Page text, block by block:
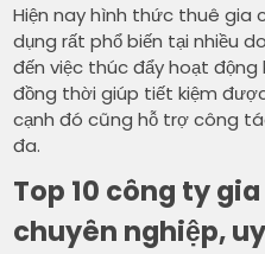
Hiện nay hình thức thuê gia
dụng rất phổ biến tại nhiều
đến việc thúc đẩy hoạt
đồng thời giúp tiết kiệm
cạnh đó cũng hỗ trợ công
đa.
Top 10 công ty
chuyên nghiệp,